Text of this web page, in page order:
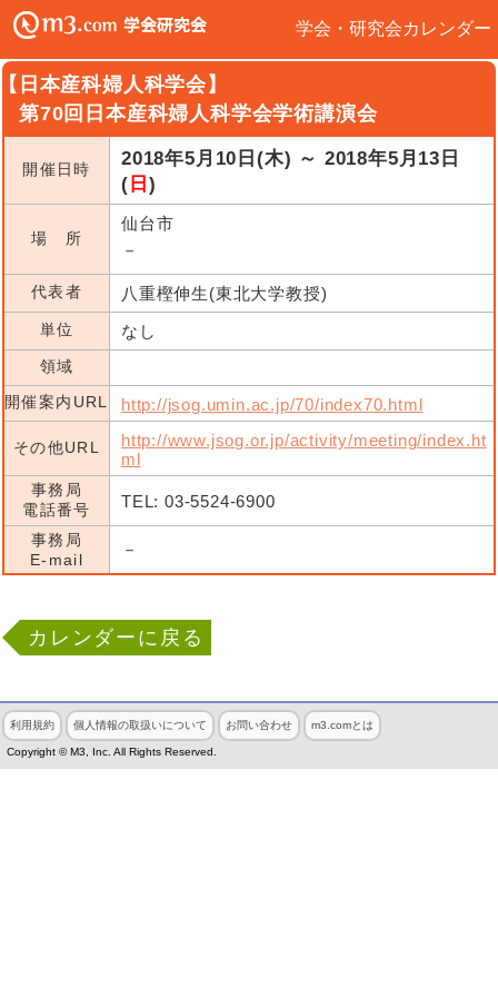
学会・研究会カレンダー
日本産科婦人科学会】
第70回日本産科婦人科学会学術講演会
開催日時
2018年5月10日(木) ～ 2018年5月13日
( 日 )
場 所
仙台市
－
代表者 八重樫伸生(東北大学教授)
単位 なし
領域
開催案内URL
http://jsog.umin.ac.jp/70/index70.html
その他URL
http://www.jsog.or.jp/activity/meeting/index.ht
ml
事務局
電話番号
TEL: 03-5524-6900
事務局
E-mail
－
カレンダーに戻る
利用規約 個人情報の取扱いについて お問い合わせ m3.comとは
Copyright © M3, Inc. All Rights Reserved.